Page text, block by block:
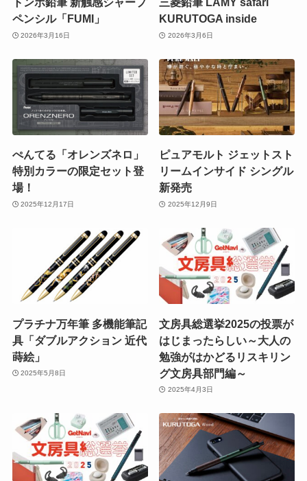
ペンシル「FUMI」
2026年3月16日
KURUTOGA inside
2026年3月6日
ぺんてる「オレンズネロ」
特別カラーの限定セット登
場！
2025年12月17日
ピュアモルト ジェットスト
リームインサイド シングル
新発売
2025年12月9日
プラチナ万年筆 多機能筆記
具「ダブルアクション 近代
蒔絵」
2025年5月8日
文房具総選挙2025の投票が
はじまったらしい～大人の
勉強がはかどるリスキリン
グ文房具部門編～
2025年4月3日